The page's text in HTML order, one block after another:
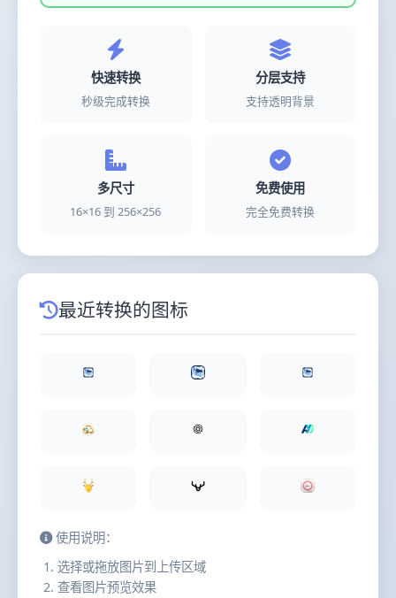
快速转换
秒级完成转换
分层支持
支持透明背景
多尺寸
16×16 到 256×256
免费使用
完全免费转换
最近转换的图标
使用说明：
选择或拖放图片到上传区域
查看图片预览效果